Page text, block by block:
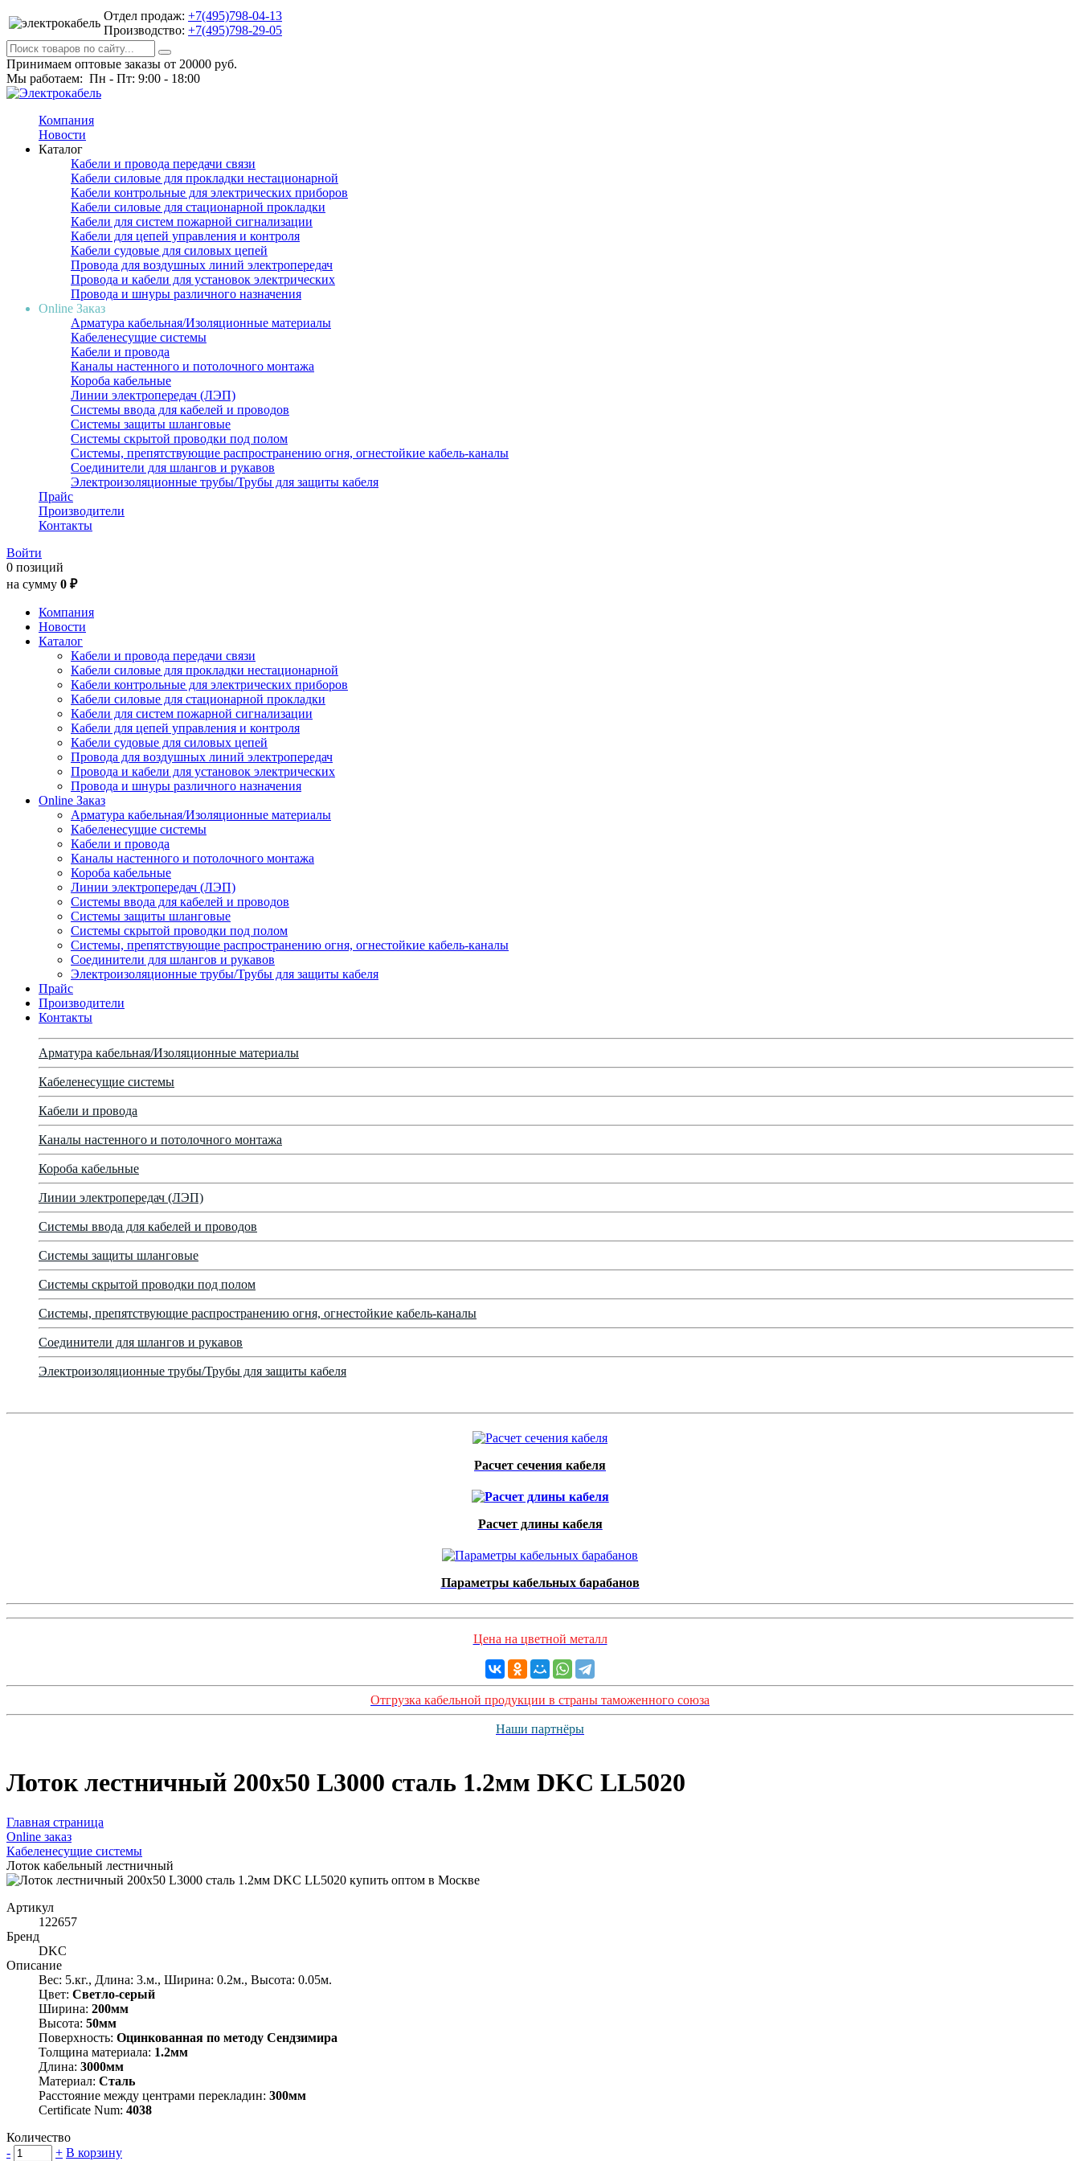
Отдел продаж: +7(495)798-04-13
Производство: +7(495)798-29-05
Принимаем оптовые заказы от 20000 руб.
Мы работаем: Пн - Пт: 9:00 - 18:00
Компания
Новости
Каталог
Кабели и провода передачи связи
Кабели силовые для прокладки нестационарной
Кабели контрольные для электрических приборов
Кабели силовые для стационарной прокладки
Кабели для систем пожарной сигнализации
Кабели для цепей управления и контроля
Кабели судовые для силовых цепей
Провода для воздушных линий электропередач
Провода и кабели для установок электрических
Провода и шнуры различного назначения
Online Заказ
Арматура кабельная/Изоляционные материалы
Кабеленесущие системы
Кабели и провода
Каналы настенного и потолочного монтажа
Короба кабельные
Линии электропередач (ЛЭП)
Системы ввода для кабелей и проводов
Системы защиты шланговые
Системы скрытой проводки под полом
Системы, препятствующие распространению огня, огнестойкие кабель-каналы
Соединители для шлангов и рукавов
Электроизоляционные трубы/Трубы для защиты кабеля
Прайс
Производители
Контакты
Войти
0 позиций
на сумму 0 ₽
Компания
Новости
Каталог
Кабели и провода передачи связи
Кабели силовые для прокладки нестационарной
Кабели контрольные для электрических приборов
Кабели силовые для стационарной прокладки
Кабели для систем пожарной сигнализации
Кабели для цепей управления и контроля
Кабели судовые для силовых цепей
Провода для воздушных линий электропередач
Провода и кабели для установок электрических
Провода и шнуры различного назначения
Online Заказ
Арматура кабельная/Изоляционные материалы
Кабеленесущие системы
Кабели и провода
Каналы настенного и потолочного монтажа
Короба кабельные
Линии электропередач (ЛЭП)
Системы ввода для кабелей и проводов
Системы защиты шланговые
Системы скрытой проводки под полом
Системы, препятствующие распространению огня, огнестойкие кабель-каналы
Соединители для шлангов и рукавов
Электроизоляционные трубы/Трубы для защиты кабеля
Прайс
Производители
Контакты
Арматура кабельная/Изоляционные материалы
Кабеленесущие системы
Кабели и провода
Каналы настенного и потолочного монтажа
Короба кабельные
Линии электропередач (ЛЭП)
Системы ввода для кабелей и проводов
Системы защиты шланговые
Системы скрытой проводки под полом
Системы, препятствующие распространению огня, огнестойкие кабель-каналы
Соединители для шлангов и рукавов
Электроизоляционные трубы/Трубы для защиты кабеля
Расчет сечения кабеля
Расчет длины кабеля
Параметры кабельных барабанов
Цена на цветной металл
Отгрузка кабельной продукции в страны таможенного союза
Наши партнёры
Лоток лестничный 200х50 L3000 сталь 1.2мм DKC LL5020
Главная страница
Оnline заказ
Кабеленесущие системы
Лоток кабельный лестничный
Артикул
122657
Бренд
DKC
Описание
Вес: 5.кг., Длина: 3.м., Ширина: 0.2м., Высота: 0.05м.
Цвет: Светло-серый
Ширина: 200мм
Высота: 50мм
Поверхность: Оцинкованная по методу Сендзимира
Толщина материала: 1.2мм
Длина: 3000мм
Материал: Сталь
Расстояние между центрами перекладин: 300мм
Certificate Num: 4038
Количество
-
+ В корзину